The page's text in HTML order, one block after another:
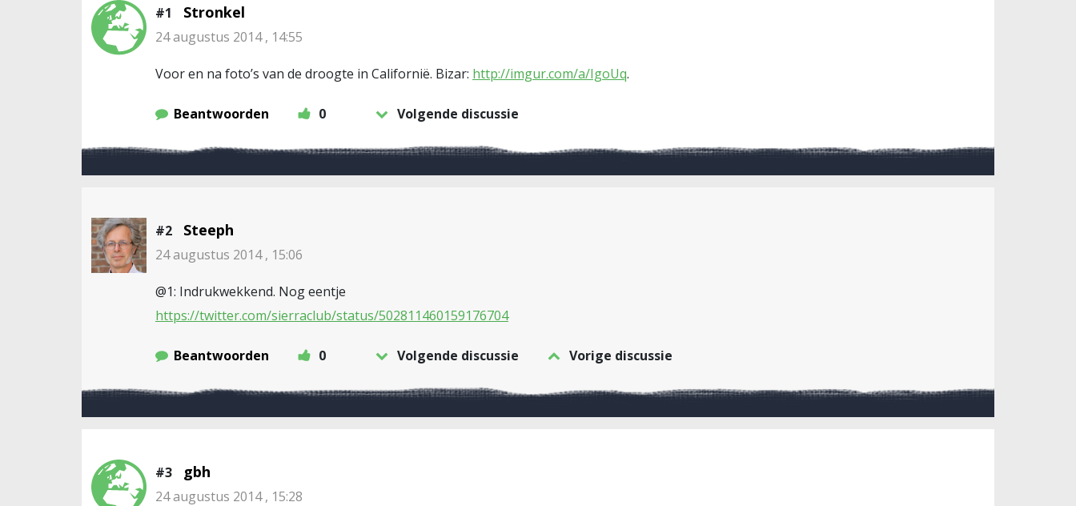
#1 Stronkel
24 augustus 2014 , 14:55
Voor en na foto’s van de droogte in Californië. Bizar: http://imgur.com/a/IgoUq.
Beantwoorden 0 Volgende discussie
#2 Steeph
24 augustus 2014 , 15:06
@1: Indrukwekkend. Nog eentje
https://twitter.com/sierraclub/status/502811460159176704
Beantwoorden 0 Volgende discussie Vorige discussie
#3 gbh
24 augustus 2014 , 15:28